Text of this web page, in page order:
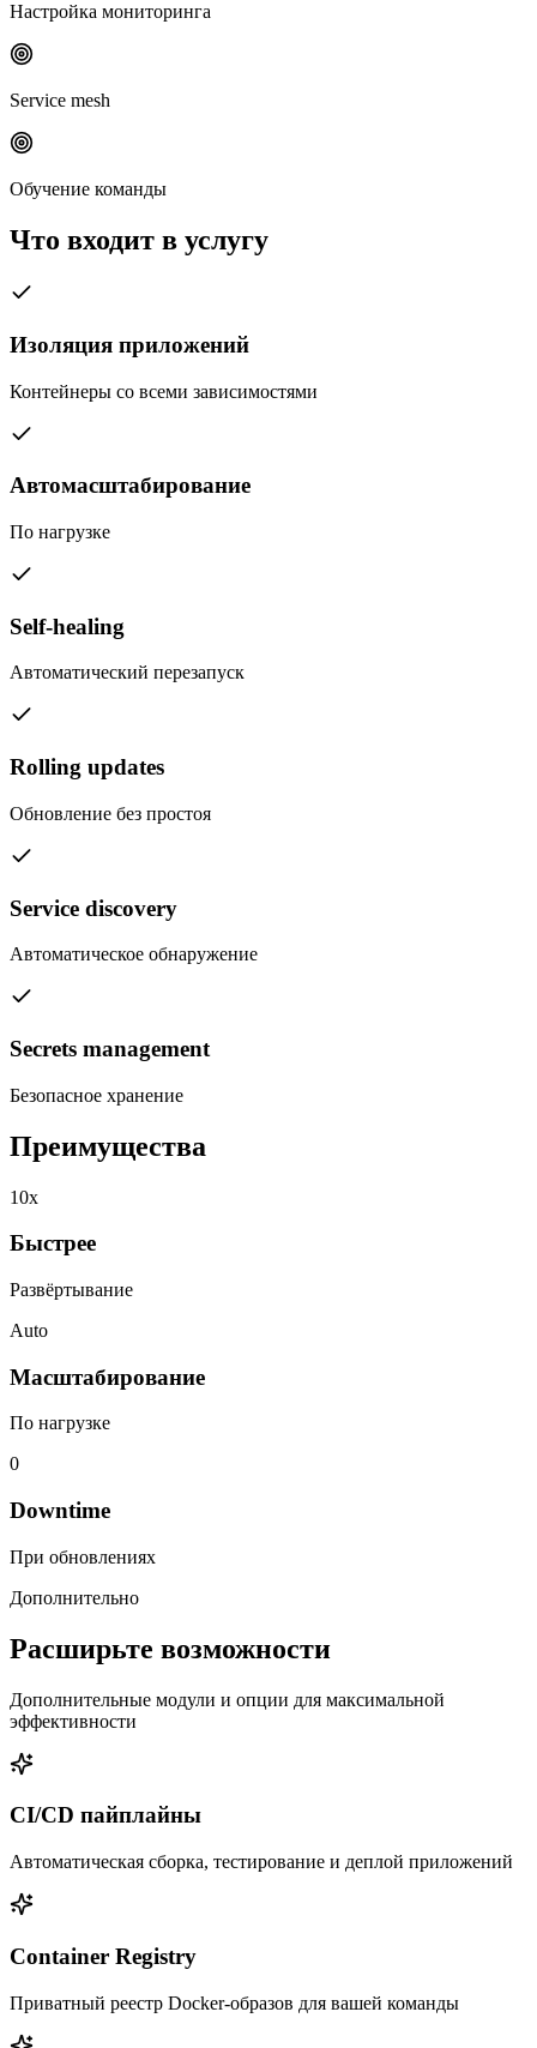
Настройка мониторинга
Service mesh
Обучение команды
Что входит в услугу
Изоляция приложений
Контейнеры со всеми зависимостями
Автомасштабирование
По нагрузке
Self-healing
Автоматический перезапуск
Rolling updates
Обновление без простоя
Service discovery
Автоматическое обнаружение
Secrets management
Безопасное хранение
Преимущества
10x
Быстрее
Развёртывание
Auto
Масштабирование
По нагрузке
0
Downtime
При обновлениях
Дополнительно
Расширьте возможности
Дополнительные модули и опции для максимальной
эффективности
CI/CD пайплайны
Автоматическая сборка, тестирование и деплой приложений
Container Registry
Приватный реестр Docker-образов для вашей команды